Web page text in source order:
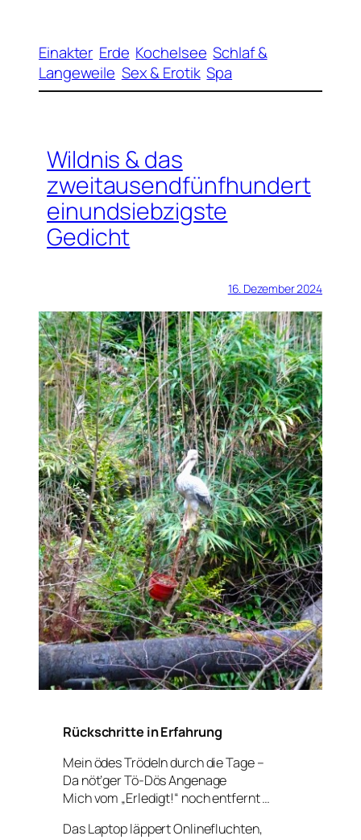
Einakter Erde Kochelsee Schlaf &
Langeweile Sex & Erotik Spa
Wildnis & das
zweitausendfünfhundert
einundsiebzigste
Gedicht
16. Dezember 2024
Rückschritte in Erfahrung
Mein ödes Trödeln durch die Tage –
Da nöt’ger Tö-Dös Angenage
Mich vom „Erledigt!“ noch entfernt …
Das Laptop läppert Onlinefluchten,